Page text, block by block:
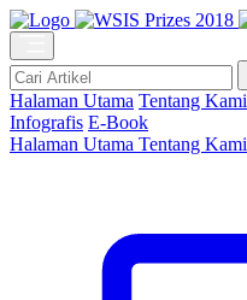
Halaman Utama Tentang Kami
Infografis E-Book
Halaman Utama Tentang Kami